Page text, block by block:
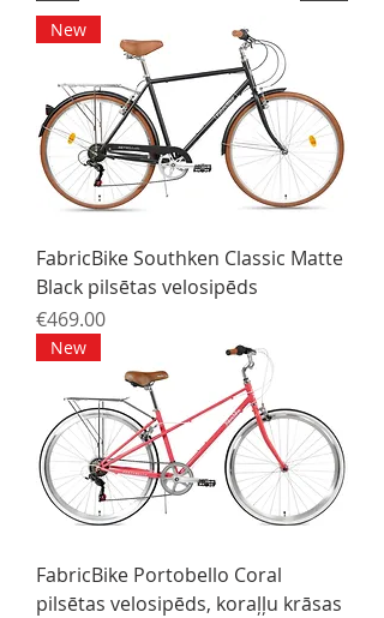
New
FabricBike Southken Classic Matte
Black pilsētas velosipēds
Price
€469.00
New
FabricBike Portobello Coral
pilsētas velosipēds, koraļļu krāsas